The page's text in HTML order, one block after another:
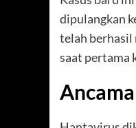
dipulangkan
telah berhasil
saat pertama